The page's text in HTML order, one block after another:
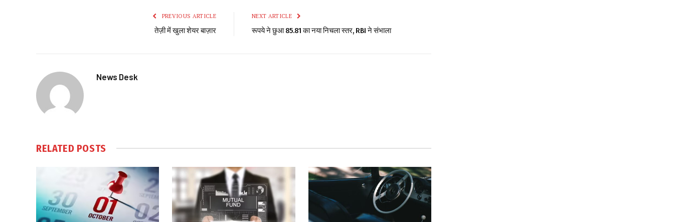
PREVIOUS ARTICLE
तेज़ी में खुला शेयर बाज़ार
NEXT ARTICLE
रूपये ने छुआ 85.81 का नया निचला स्तर, RBI ने संभाला
News Desk
RELATED POSTS